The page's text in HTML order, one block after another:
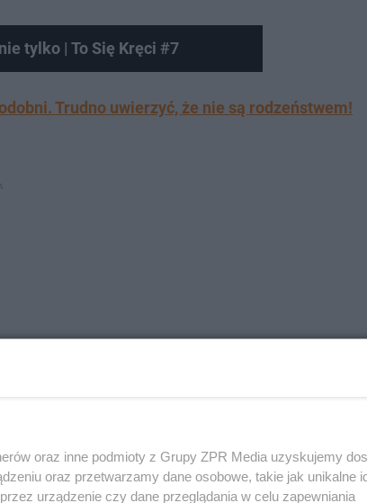
tylko | To Się Kręci #7
Trudno uwierzyć, że nie są rodzeństwem!
Winehouse?
oraz inne podmioty z Grupy ZPR Media uzyskujemy
oraz przetwarzamy dane osobowe, takie jak unikalne
urządzenie czy dane przeglądania w celu zapewniania